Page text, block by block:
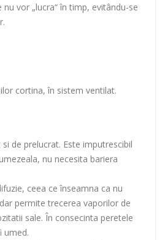
vor „lucra“ în timp, evitându-se
cortina, în sistem ventilat.
de prelucrat. Este imputrescibil
nu necesita bariera
ceea ce înseamna ca nu
permite trecerea vaporilor de
sale. În consecinta peretele
umed.